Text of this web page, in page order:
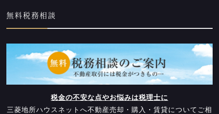
無料税務相談
税金の不安な点やお悩みは税理士に
三菱地所ハウスネットへ不動産売却・購入・賃貸についてご相